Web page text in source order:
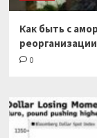
Как быть с
0